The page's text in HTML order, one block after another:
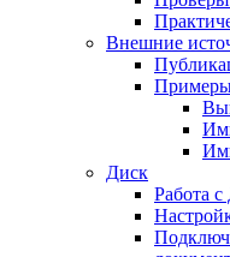
Внешние
Диск
Работа